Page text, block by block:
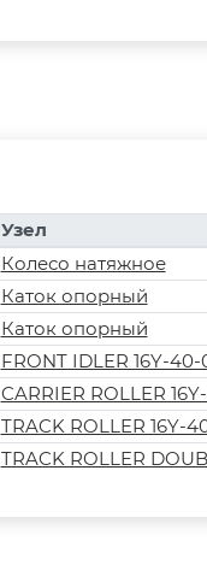
Узел
Колесо натяжное
Каток опорный
Каток опорный
FRONT IDLER 16Y-40-
CARRIER ROLLER
TRACK ROLLER 16Y-
TRACK ROLLER